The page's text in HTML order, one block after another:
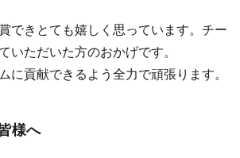
できとても嬉しく思っています。チー
いただいた方のおかげです。
に貢献できるよう全力で頑張ります。
様へ